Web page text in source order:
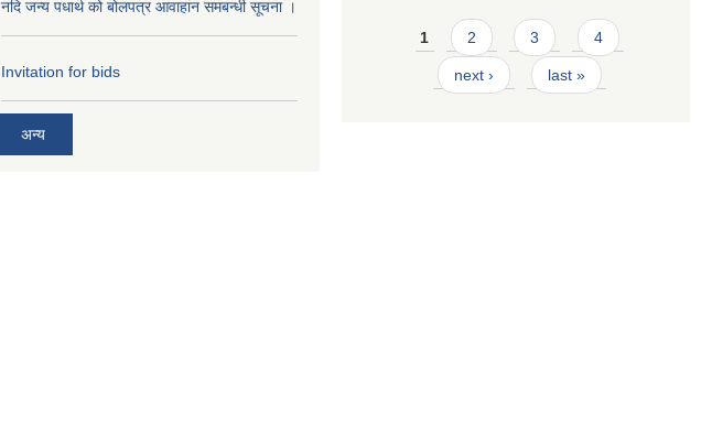
नदि जन्य पधार्थ को बोलपत्र आवाहान समबन्धी सूचना ।
Invitation for bids
अन्य
Pages
1 2 3 4
next › last »